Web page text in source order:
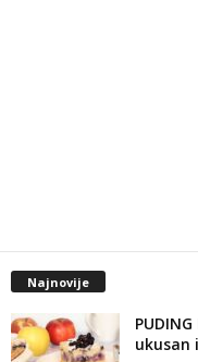
Najnovije
ukusan